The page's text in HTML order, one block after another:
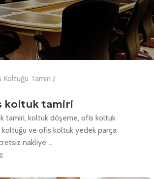
Tamiri
koltuk tamiri
tamiri, koltuk döşeme, ofis koltuk
koltuğu ve ofis koltuk yedek parça
nakliye ...